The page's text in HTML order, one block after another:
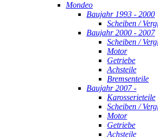
Mondeo
Baujahr 1993 - 2000
Scheiben /
Baujahr 2000 - 2007
Scheiben /
Motor
Getriebe
Achsteile
Bremsenteile
Baujahr 2007 -
Karosserieteile
Scheiben /
Motor
Getriebe
Achsteile